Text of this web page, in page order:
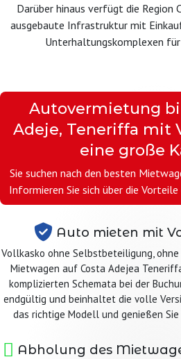
Darüber hinaus verfügt die Region
ausgebaute Infrastruktur mit
Unterhaltungskomplexen
Autovermietung
Adeje, Teneriffa mit
eine große
Sie suchen nach den besten
Informieren Sie sich über die
Auto mieten mit
Vollkasko ohne Selbstbeteiligung, ohne
Mietwagen auf Costa Adejea
komplizierten Schemata bei der
endgültig und beinhaltet die volle
das richtige Modell und genießen
Abholung des